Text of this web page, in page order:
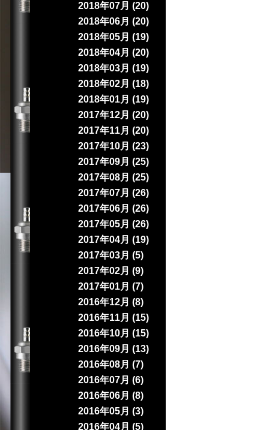
2018年07月 (20)
2018年06月 (20)
2018年05月 (19)
2018年04月 (20)
2018年03月 (19)
2018年02月 (18)
2018年01月 (19)
2017年12月 (20)
2017年11月 (20)
2017年10月 (23)
2017年09月 (25)
2017年08月 (25)
2017年07月 (26)
2017年06月 (26)
2017年05月 (26)
2017年04月 (19)
2017年03月 (5)
2017年02月 (9)
2017年01月 (7)
2016年12月 (8)
2016年11月 (15)
2016年10月 (15)
2016年09月 (13)
2016年08月 (7)
2016年07月 (6)
2016年06月 (8)
2016年05月 (3)
2016年04月 (5)